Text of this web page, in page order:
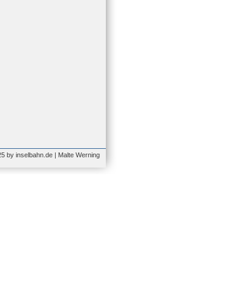
by inselbahn.de | Malte Werning